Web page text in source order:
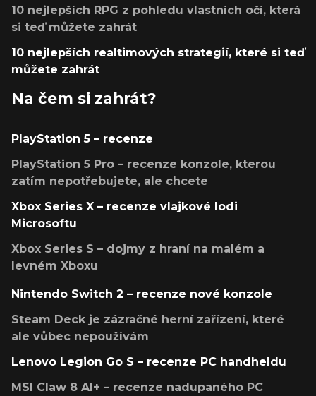
10 nejlepších RPG z pohledu vlastních očí, která
si teď můžete zahrát
10 nejlepších realtimových strategií, které si teď
můžete zahrát
Na čem si zahrát?
PlayStation 5 – recenze
PlayStation 5 Pro – recenze konzole, kterou
zatím nepotřebujete, ale chcete
Xbox Series X – recenze vlajkové lodi
Microsoftu
Xbox Series S – dojmy z hraní na malém a
levném Xboxu
Nintendo Switch 2 – recenze nové konzole
Steam Deck je zázračné herní zařízení, které
ale vůbec nepoužívám
Lenovo Legion Go S – recenze PC handheldu
MSI Claw 8 AI+ – recenze nadupaného PC